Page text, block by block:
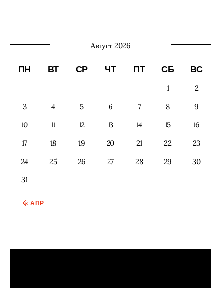
Август 2026
ПН ВТ СР ЧТ ПТ СБ ВС
1
2
3
4 5 6 7 8
9
10
11 12 13 14 15
16
17
18 19 20 21 22
23
24
25 26 27 28 29
30
31
« АПР